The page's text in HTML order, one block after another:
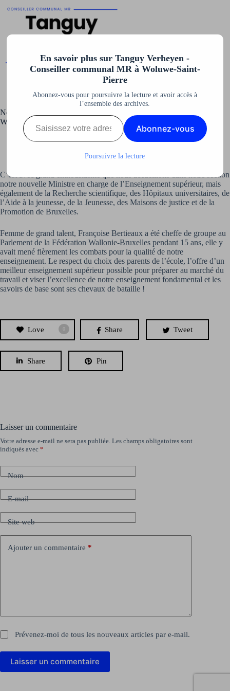
Notre nouvelle Ministre de l’Enseignement supérieur est
Wolusanpétrusienne !
Tanguy Verheyen 7 juillet 2023 Non classé
C’est avec grand enthousiasme que nous accueillons dans notre section
notre nouvelle Ministre en charge de l’Enseignement supérieur, mais
également de la Recherche scientifique, des Hôpitaux universitaires, de
l’Aide à la jeunesse, de la Jeunesse, des Maisons de justice et de la
Promotion de Bruxelles.
Femme de grand talent, Françoise Bertieaux a été cheffe de groupe au
Parlement de la Fédération Wallonie-Bruxelles pendant 15 ans, elle y
avait mené fièrement les combats pour la qualité de notre
enseignement. Le respect du choix des parents de l’école, l’offre d’un
meilleur enseignement supérieur possible pour préparer au marché du
travail et viser l’excellence de notre enseignement fondamental et les
savoirs de base sont ses chevaux de bataille !
Love Share Tweet
Share Pin
Laisser un commentaire
Votre adresse e-mail ne sera pas publiée. Les champs obligatoires sont
indiqués avec *
Nom
E-mail
Site web
Ajouter un commentaire *
Prévenez-moi de tous les nouveaux articles par e-mail.
Laisser un commentaire
En savoir plus sur Tanguy Verheyen -
Conseiller communal MR à Woluwe-Saint-
Pierre
Abonnez-vous pour poursuivre la lecture et avoir accès à
l’ensemble des archives.
Abonnez-vous
Poursuivre la lecture